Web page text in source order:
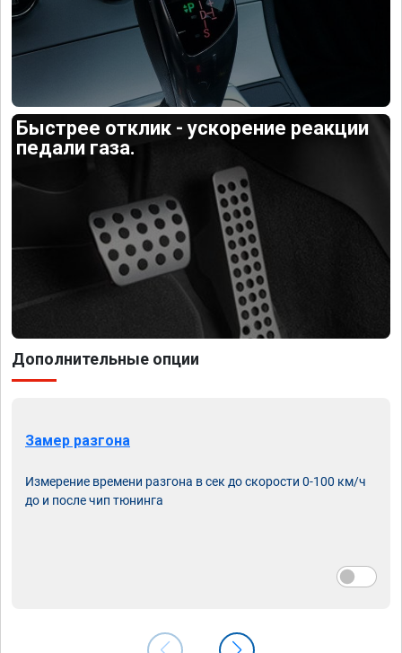
Быстрее отклик - ускорение реакции
педали газа.
Дополнительные опции
Замер разгона
Измерение времени разгона в сек до скорости 0-100 км/ч
до и после чип тюнинга